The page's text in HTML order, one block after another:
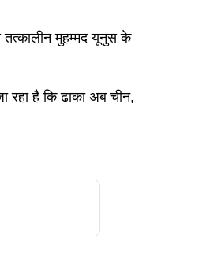
तत्कालीन मुहम्मद यूनुस के
रहा है कि ढाका अब चीन,